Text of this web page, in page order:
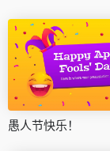
愚人节快乐！